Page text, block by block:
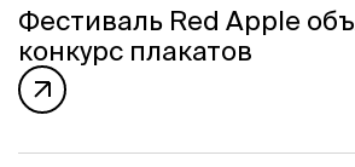
Фестиваль Red Apple
конкурс плакатов